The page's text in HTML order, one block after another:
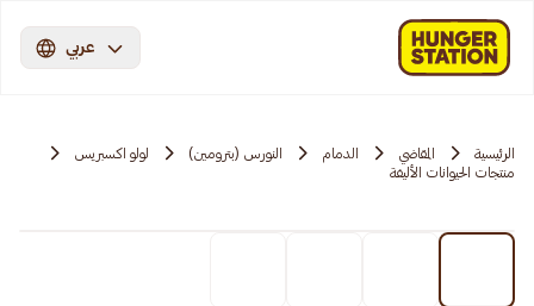
عربي
الرئيسية المقاضي الدمام النورس (بترومين)
لولو اكسبريس
منتجات الحيوانات الأليفة